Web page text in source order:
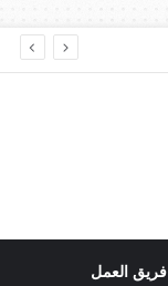
فريق العمل